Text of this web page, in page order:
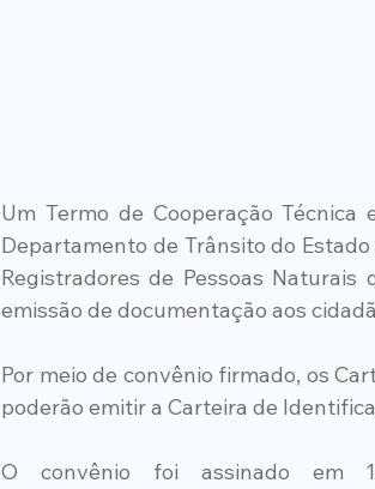
Um Termo de Cooperação
Departamento de Trânsito do
Registradores de Pessoas
emissão de documentação aos
Por meio de convênio firmado, os
poderão emitir a Carteira de
O convênio foi assinado em